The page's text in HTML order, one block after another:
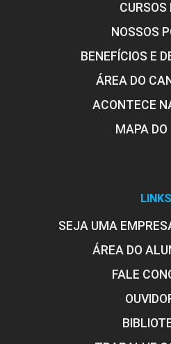
Tecnologia de Leites
Leites de Consumo
10h
10h
Produção de Queijos,
CURSOS
NOSSOS
BENEFÍCIOS E
ÁREA DO
ACONTECE
MAPA DO
LINKS
SEJA UMA
ÁREA DO
FALE